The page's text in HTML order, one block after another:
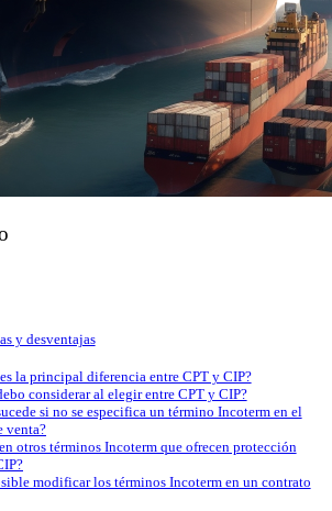
y desventajas
la principal diferencia entre CPT y CIP?
considerar al elegir entre CPT y CIP?
si no se especifica un término Incoterm en el
venta?
otros términos Incoterm que ofrecen protección
modificar los términos Incoterm en un contrato